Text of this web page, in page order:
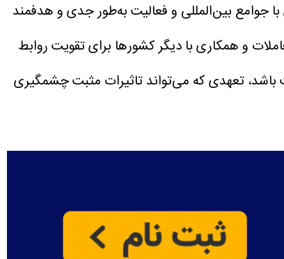
جوامع بین‌المللی و فعالیت به‌طور جدی و هدفمند
و همکاری با دیگر کشور‌ها برای تقویت روابط
تعهدی که می‌تواند تاثیرات مثبت چشمگیری